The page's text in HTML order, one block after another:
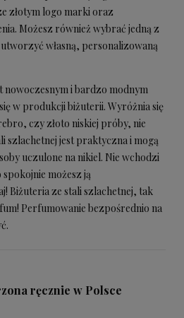
złotym logo marki oraz
Możesz również wybrać jedną z
własną, personalizowaną
nowoczesnym i bardzo modnym
w produkcji biżuterii. Wyróżnia się
czy złoto niskiej próby, nie
szlachetnej jest praktyczna i mogą
uczulone na nikiel. Nie wchodzi
możesz ją
Biżuteria ze stali szlachetnej, tak
Perfumowanie bezpośrednio na
ręcznie w Polsce